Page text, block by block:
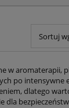
Sortuj
w aromaterapii,
po intensywne
dlatego
dla